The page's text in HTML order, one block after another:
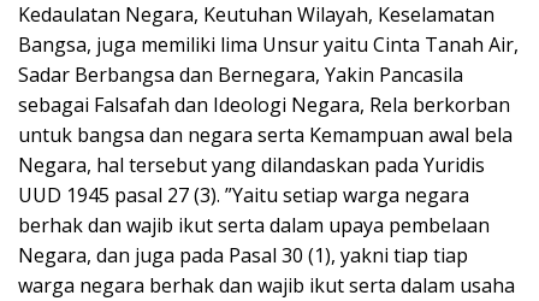
Kedaulatan Negara, Keutuhan Wilayah, Keselamatan
Bangsa, juga memiliki lima Unsur yaitu Cinta Tanah Air,
Sadar Berbangsa dan Bernegara, Yakin Pancasila
sebagai Falsafah dan Ideologi Negara, Rela berkorban
untuk bangsa dan negara serta Kemampuan awal bela
Negara, hal tersebut yang dilandaskan pada Yuridis
UUD 1945 pasal 27 (3). ”Yaitu setiap warga negara
berhak dan wajib ikut serta dalam upaya pembelaan
Negara, dan juga pada Pasal 30 (1), yakni tiap tiap
warga negara berhak dan wajib ikut serta dalam usaha